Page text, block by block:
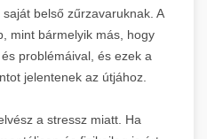
belső zűrzavaruknak. A
mint bármelyik más, hogy
problémáival, és ezek a
jelentenek az útjához.
a stressz miatt. Ha